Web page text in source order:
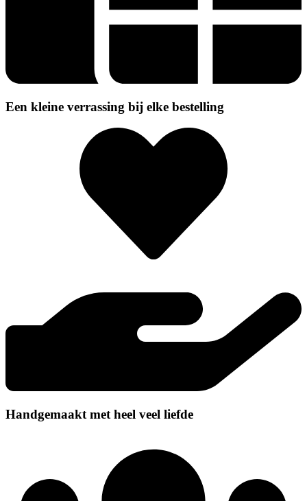
Een kleine verrassing bij elke bestelling
Handgemaakt met heel veel liefde